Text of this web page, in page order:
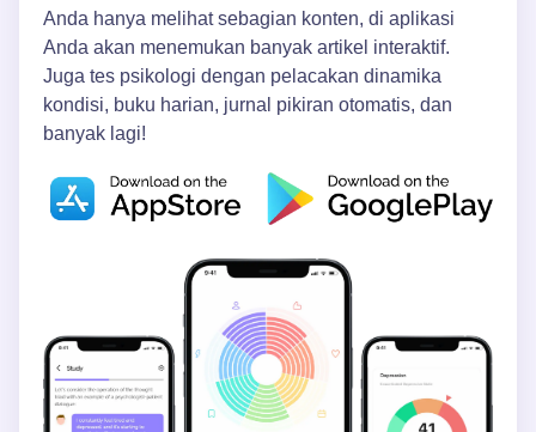
Anda hanya melihat sebagian konten, di aplikasi
Anda akan menemukan banyak artikel interaktif.
Juga tes psikologi dengan pelacakan dinamika
kondisi, buku harian, jurnal pikiran otomatis, dan
banyak lagi!